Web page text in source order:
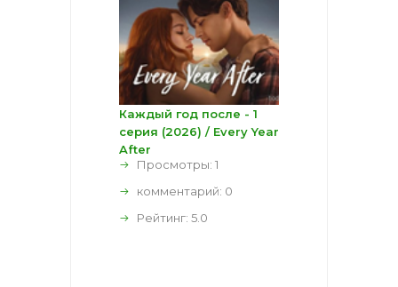
Каждый год после - 1
серия (2026) / Every Year
After
Просмотры: 1
комментарий: 0
Рейтинг: 5.0